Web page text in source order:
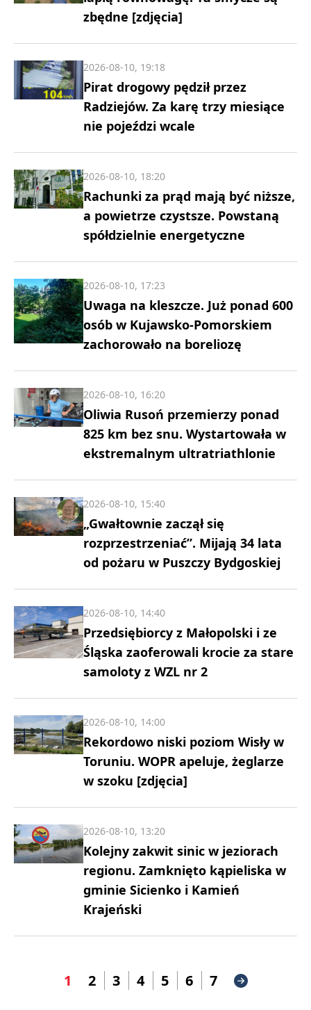
zbędne [zdjęcia]
Pirat drogowy pędził przez
Radziejów. Za karę trzy miesiące
nie pojeździ wcale
2026-08-10, 19:18
Rachunki za prąd mają być niższe,
a powietrze czystsze. Powstaną
spółdzielnie energetyczne
2026-08-10, 18:20
Uwaga na kleszcze. Już ponad 600
osób w Kujawsko-Pomorskiem
zachorowało na boreliozę
2026-08-10, 17:23
Oliwia Rusoń przemierzy ponad
825 km bez snu. Wystartowała w
ekstremalnym ultratriathlonie
2026-08-10, 16:20
„Gwałtownie zaczął się
rozprzestrzeniać”. Mijają 34 lata
od pożaru w Puszczy Bydgoskiej
2026-08-10, 15:40
Przedsiębiorcy z Małopolski i ze
Śląska zaoferowali krocie za stare
samoloty z WZL nr 2
2026-08-10, 14:40
Rekordowo niski poziom Wisły w
Toruniu. WOPR apeluje, żeglarze
w szoku [zdjęcia]
2026-08-10, 14:00
Kolejny zakwit sinic w jeziorach
regionu. Zamknięto kąpieliska w
gminie Sicienko i Kamień
Krajeński
2026-08-10, 13:20
1 2 3 4 5 6 7